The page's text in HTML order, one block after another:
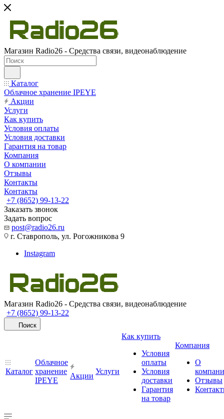
Магазин Radio26 - Средства связи, видеонаблюдение
Каталог
Облачное хранение IPEYE
Акции
Услуги
Как купить
Условия оплаты
Условия доставки
Гарантия на товар
Компания
О компании
Отзывы
Контакты
Контакты
+7 (8652) 99-13-22
Заказать звонок
Задать вопрос
post@radio26.ru
г. Ставрополь, ул. Рогожникова 9
Instagram
Магазин Radio26 - Средства связи, видеонаблюдение
+7 (8652) 99-13-22
Поиск
Каталог
Облачное
хранение
IPEYE
Акции
Услуги
Как купить
Условия
оплаты
Условия
доставки
Гарантия
на товар
Компания
О
Отзывы